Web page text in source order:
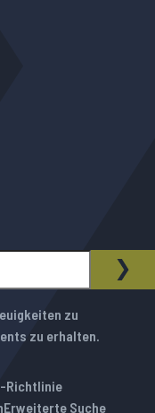
zu
zu erhalten.
Richtlinie
Erweiterte Suche